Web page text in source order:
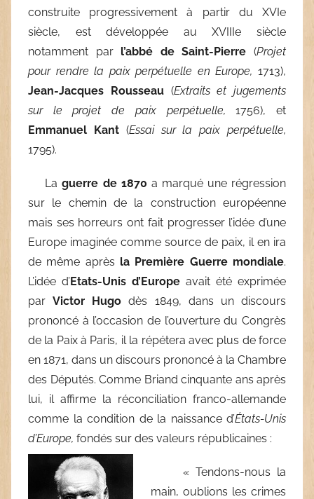
construite progressivement à partir du XVIe
siècle, est développée au XVIIIe siècle
notamment par l’abbé de Saint-Pierre (Projet
pour rendre la paix perpétuelle en Europe, 1713),
Jean-Jacques Rousseau(Extraits et jugements
sur le
projet de paix perpétuelle,1756), et
Emmanuel Kant(Essai sur la paix perpétuelle,
1795).
Laguerre de 1870 a marqué une régression
sur le chemin de la construction européenne
mais ses horreurs ont fait progresser l’idée d’une
Europe imaginée comme source de paix, il en ira
de même après la Première Guerre mondiale.
L’idée d’Etats-Unis d’Europe avait été exprimée
parVictor Hugodès 1849, dans un discours
prononcé à l’occasion de l’ouverture du Congrès
de la Paix à Paris, il la répétera avec plus de force
en 1871, dans un discours prononcé à la Chambre
des Députés. Comme Briand cinquante ans après
lui, il affirme la réconciliation franco-allemande
comme la condition de la naissance d’États-Unis
d’Europe, fondés sur des valeurs républicaines :
« Tendons-nous la
main, oublions les crimes